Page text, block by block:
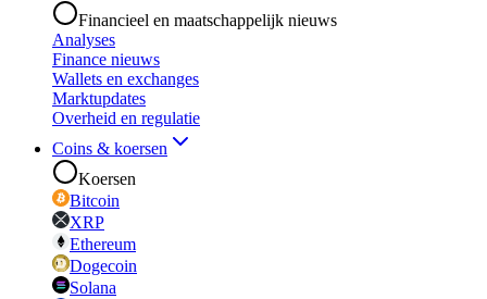
Financieel en maatschappelijk nieuws
Analyses
Finance nieuws
Wallets en exchanges
Marktupdates
Overheid en regulatie
Coins & koersen
Koersen
Bitcoin
XRP
Ethereum
Dogecoin
Solana